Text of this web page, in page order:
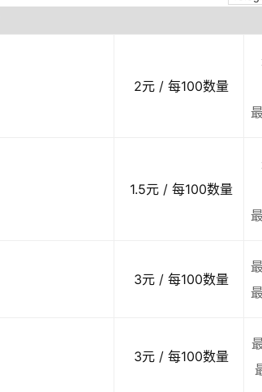
2元 / 每100数量
1.5元 / 每100数量
3元 / 每100数量
3元 / 每100数量